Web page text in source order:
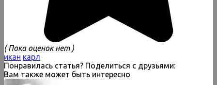
( Пока оценок нет )
икан карл
Понравилась статья? Поделиться с друзьями:
Вам также может быть интересно